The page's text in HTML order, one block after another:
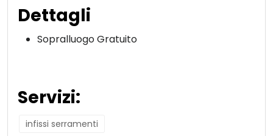
Dettagli
Sopralluogo Gratuito
Servizi:
infissi serramenti